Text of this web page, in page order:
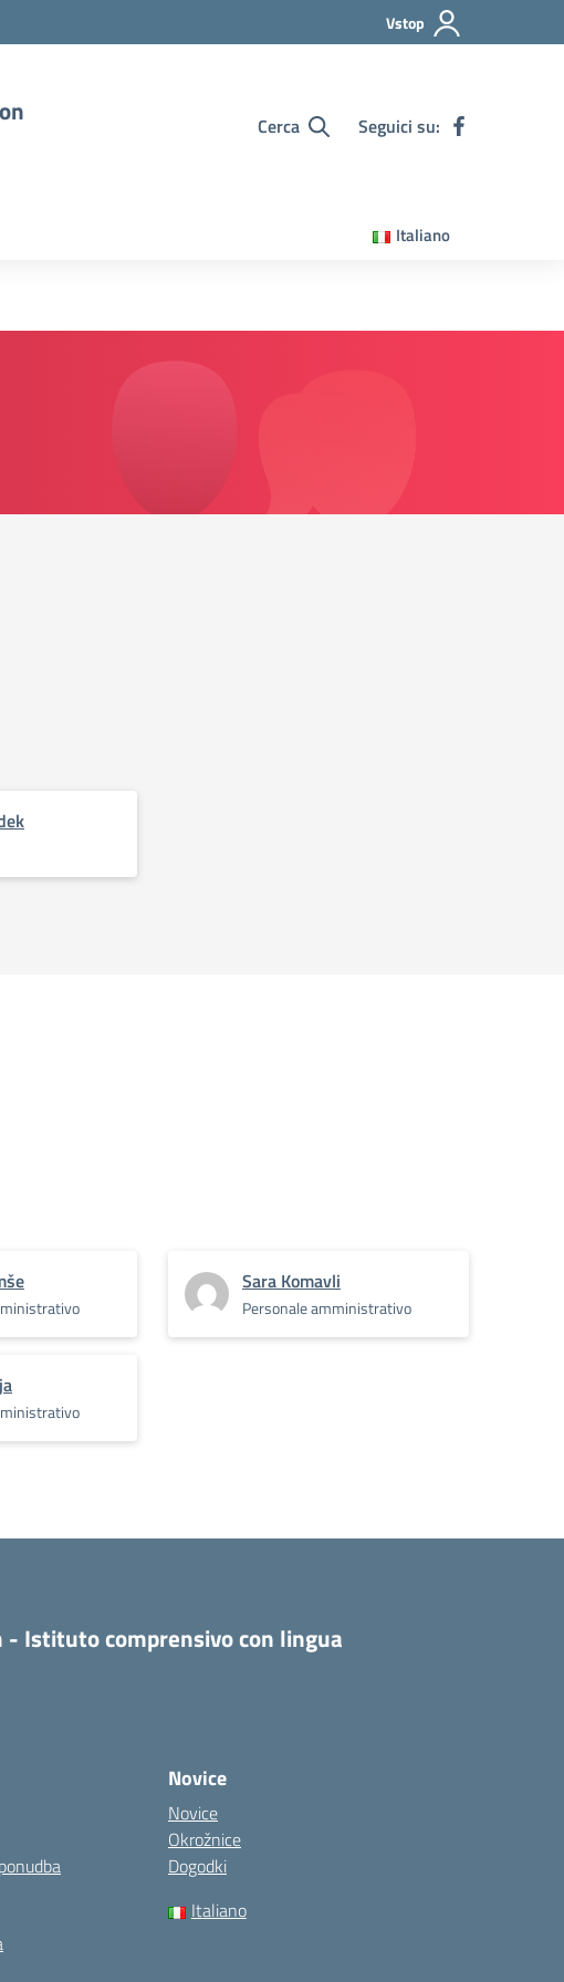
Vstop
Cerca Seguici su:
Italiano
Sara Komavli
Personale amministrativo
Istituto comprensivo con lingua
Novice
Novice
Okrožnice
Dogodki
Italiano